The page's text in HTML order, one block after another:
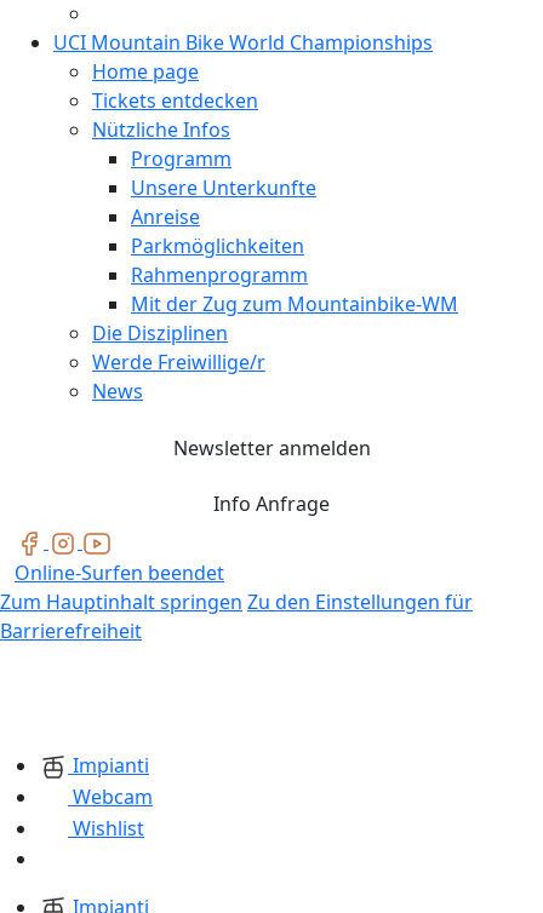
UCI Mountain Bike World Championships
Home page
Tickets entdecken
Nützliche Infos
Programm
Unsere Unterkunfte
Anreise
Parkmöglichkeiten
Rahmenprogramm
Mit der Zug zum Mountainbike-WM
Die Disziplinen
Werde Freiwillige/r
News
Newsletter anmelden
Info Anfrage
Online-Surfen beendet
Zum Hauptinhalt springen Zu den Einstellungen für
Barrierefreiheit
Impianti
Webcam
Wishlist
Impianti